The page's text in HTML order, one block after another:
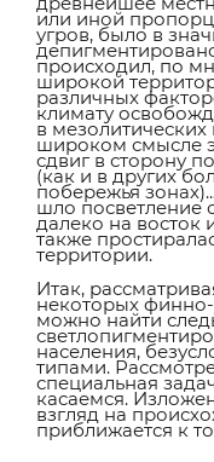
или иной
угров, было в
происходил, по
широкой
различных
климату
в
широком смысле
сдвиг в сторону
(как и в других
побережья
шло посветление
далеко на восток
также
территории.
Итак,
некоторых финно-
можно найти
населения,
типами.
специальная
касаемся.
взгляд на
приближается к